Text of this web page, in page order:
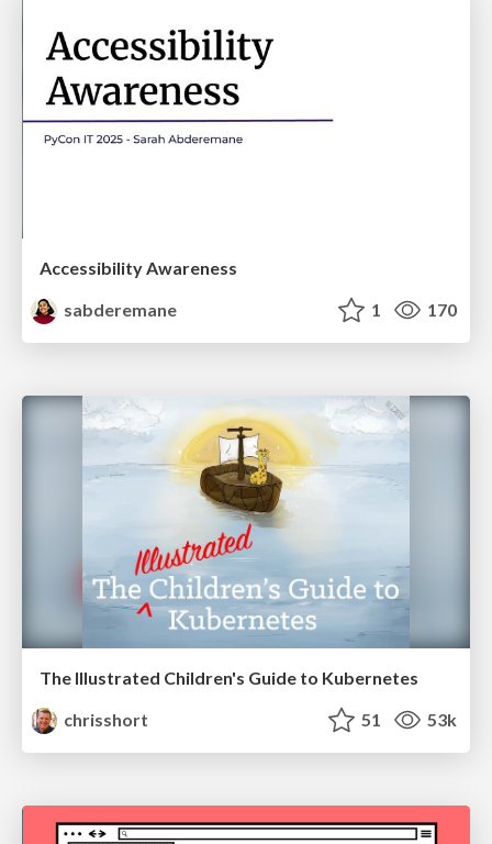
Accessibility Awareness
sabderemane
1 170
The Illustrated Children's Guide to Kubernetes
chrisshort
51 53k